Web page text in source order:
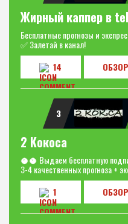
Жирный каппер в
Бесплатные прогнозы и
✅ Залетай в канал!
14
ОБЗОР
3
2 Кокоса
🥥🥥 Выдаем бесплатную
3-4 качественных прогноза +
1
ОБЗОР